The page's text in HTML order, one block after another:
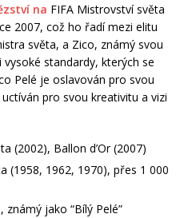
na FIFA Mistrovství světa
2007, což ho řadí mezi elitu
světa, a Zico, známý svou
standardy, kterých se
Pelé je oslavován pro svou
pro svou kreativitu a vizi
(2002), Ballon d’Or (2007)
(1958, 1962, 1970), přes 1 000
známý jako “Bílý Pelé”